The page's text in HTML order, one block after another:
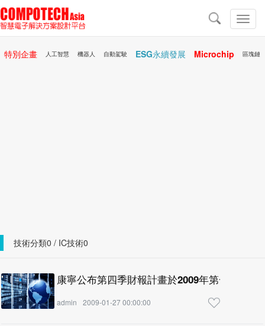
切
換
航
航
特別企畫 人工智慧 機器人 自動駕駛 ESG永續發展 Microchip 區塊鏈
技術分類0 / IC技術0
康寧公布第四季財報計畫於2009年第一季起執
admin 2009-01-27 00:00:00